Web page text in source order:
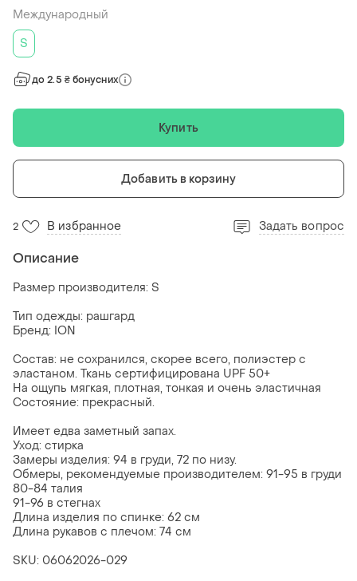
Международный
S
до 2.5 ₴ бонусних
Купить
Добавить в корзину
2 В избранное Задать вопрос
Описание
Размер производителя: S
Тип одежды: рашгард
Бренд: ION
Состав: не сохранился, скорее всего, полиэстер с
эластаном. Ткань сертифицирована UPF 50+
На ощупь мягкая, плотная, тонкая и очень эластичная
Состояние: прекрасный.
Имеет едва заметный запах.
Уход: стирка
Замеры изделия: 94 в груди, 72 по низу.
Обмеры, рекомендуемые производителем: 91-95 в груди
80-84 талия
91-96 в стегнах
Длина изделия по спинке: 62 см
Длина рукавов с плечом: 74 см
SKU: 06062026-029